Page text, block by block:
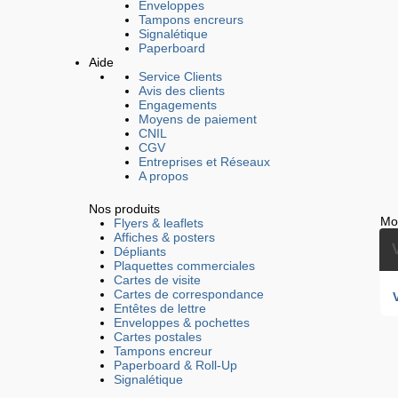
Enveloppes
Tampons encreurs
Signalétique
Paperboard
Aide
Service Clients
Avis des clients
Engagements
Moyens de paiement
CNIL
CGV
Entreprises et Réseaux
A propos
Nos produits
Flyers & leaflets
Affiches & posters
Dépliants
Plaquettes commerciales
Cartes de visite
Cartes de correspondance
Entêtes de lettre
Enveloppes & pochettes
Cartes postales
Tampons encreur
Paperboard & Roll-Up
Signalétique